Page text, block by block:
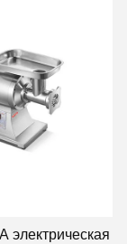
электрическая